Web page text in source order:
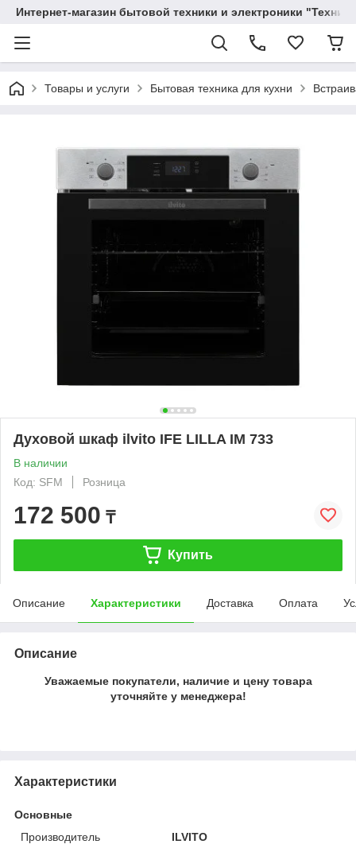
Интернет-магазин бытовой техники и электроники
Товары и услуги Бытовая техника для кухни
Духовой шкаф ilvito IFE LILLA IM 733
В наличии
Код: SFM
Розница
172 500 ₸
Купить
Описание Характеристики Доставка Оплата
Описание
Уважаемые покупатели, наличие и цену товара
уточняйте у менеджера!
Характеристики
Основные
Производитель
ILVITO